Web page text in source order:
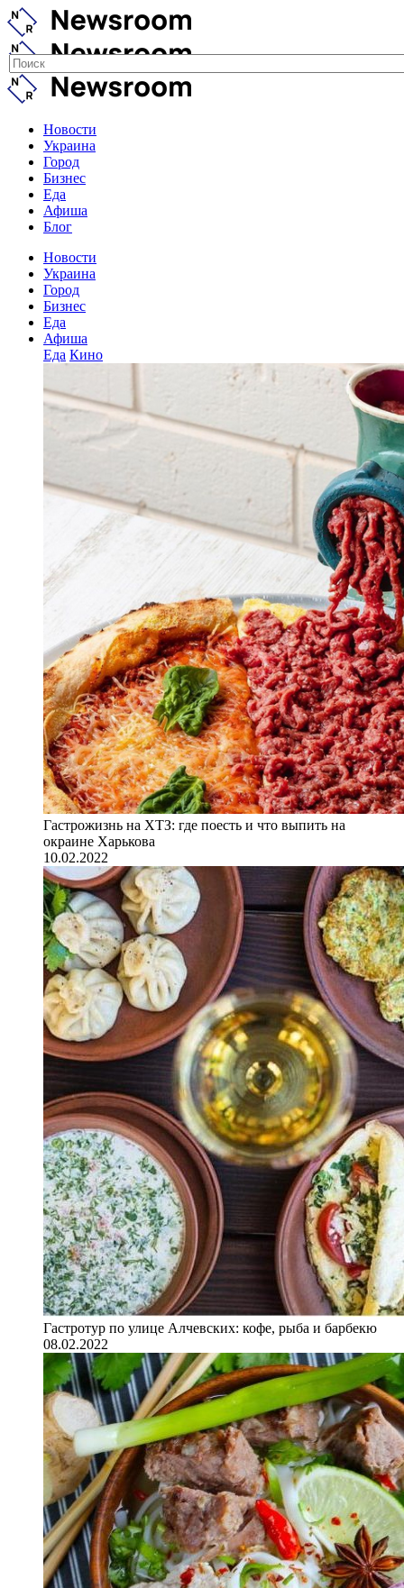
Новости
Украина
Город
Бизнес
Еда
Афиша
Блог
Новости
Украина
Город
Бизнес
Еда
Афиша
Еда Кино
Гастрожизнь на ХТЗ: где поесть и что выпить на
окраине Харькова
10.02.2022
Гастротур по улице Алчевских: кофе, рыба и барбекю
08.02.2022